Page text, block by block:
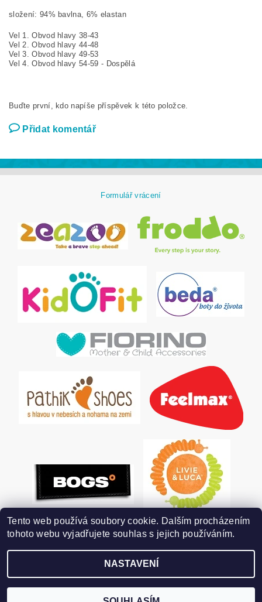
složení: 94% bavlna, 6% elastan
Vel 1. Obvod hlavy 38-43
Vel 2. Obvod hlavy 44-48
Vel 3. Obvod hlavy 49-53
Vel 4. Obvod hlavy 54-59 - Dospělá
Buďte první, kdo napíše příspěvek k této položce.
Přidat komentář
Formulář vrácení
Vytvořil Shoptet
Tento web používá soubory cookie. Dalším procházením
tohoto webu vyjadřujete souhlas s jejich používáním.
NASTAVENÍ